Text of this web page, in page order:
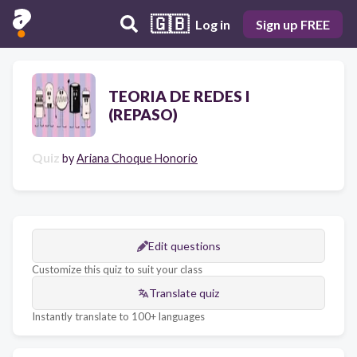
🇬🇧 Log in Sign up FREE
TEORIA DE REDES I
(REPASO)
Quiz byAriana Choque Honorio
Edit questions
Customize this quiz to suit your class
Translate quiz
Instantly translate to 100+ languages